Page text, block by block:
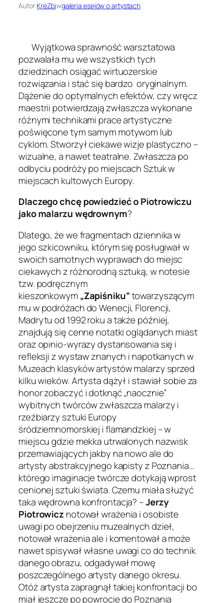
Autor:KreZbiwgaleria esejów o artystach
Wyjątkowa sprawność warsztatowa
pozwalała mu we wszystkich tych
dziedzinach osiągać wirtuozerskie
rozwiązania i stać się bardzo oryginalnym.
Dążenie do optymalnych efektów, czy wręcz
maestrii potwierdzają zwłaszcza wykonane
różnymi technikami prace artystyczne
poświęcone tym samym motywom lub
cyklom. Stworzył ciekawe wizje plastyczno –
wizualne, a nawet teatralne. Zwłaszcza po
odbyciu podróży po miejscach Sztuk w
miejscach kultowych Europy.
Dlaczego chcę powiedzieć o Piotrowiczu
jako malarzu wędrownym?
Dlatego, że we fragmentach dziennika w
jego szkicowniku, którym się posługiwał w
swoich samotnych wyprawach do miejsc
ciekawych z różnorodną sztuką, w notesie
tzw. podręcznym
kieszonkowym„Zapiśniku”towarzyszącym
mu w podróżach do Wenecji, Florencji,
Madrytu od 1992 roku a także później,
znajdują się cenne notatki oglądanych miast
oraz opinio-wyrazy dystansowania się i
refleksji z wystaw znanych i napotkanych w
Muzeach klasyków artystów malarzy sprzed
kilku wieków. Artysta dążył i stawiał sobie za
honor zobaczyć i dotknąć „naocznie”
wybitnych twórców zwłaszcza malarzy i
rzeźbiarzy sztuki Europy
śródziemnomorskiej i flamandzkiej – w
miejscu gdzie mekka utrwalonych nazwisk
przemawiających jakby na nowo ale do
artysty abstrakcyjnego kapisty z Poznania…
którego imaginacje twórcze dotykają wprost
cenionej sztuki świata. Czemu miała służyć
taka wędrowna konfrontacja? –Jerzy
Piotrowicz notował wrażenia i osobiste
uwagi po obejrzeniu muzealnych dzieł,
notował wrażenia ale i komentował a może
nawet spisywał własne uwagi co do technik
danego obrazu, odgadywał mowę
poszczególnego artysty danego okresu.
Otóż artysta zapragnął takiej konfrontacji bo
miał jeszcze po powrocie do Poznania